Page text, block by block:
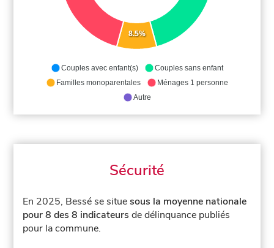
8.5%
Couples avec enfant(s)
Couples sans enfant
Familles monoparentales
Ménages 1 personne
Autre
Sécurité
En 2025, Bessé se situesous la moyenne nationale
pour 8 des 8 indicateurs de délinquance publiés
pour la commune.